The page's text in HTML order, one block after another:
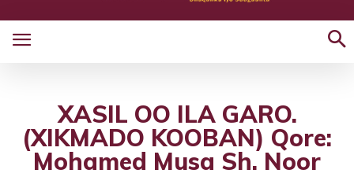
XASIL OO ILA GARO.
(XIKMADO KOOBAN) Qore:
Mohamed Musa Sh. Noor